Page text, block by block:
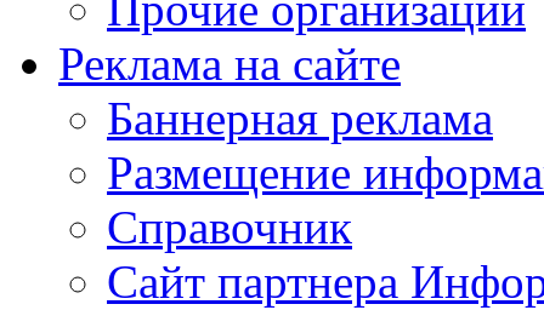
Реклама на сайте
Баннерная реклама
Размещение
Справочник
Сайт партнера